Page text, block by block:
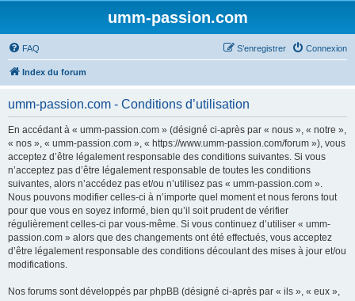
umm-passion.com
FAQ Connexion
S’enregistrer
Index du forum
umm-passion.com - Conditions d’utilisation
En accédant à « umm-passion.com » (désigné ci-après par « nous », « notre »,
« nos », « umm-passion.com », « https://www.umm-passion.com/forum »), vous
acceptez d’être légalement responsable des conditions suivantes. Si vous
n’acceptez pas d’être légalement responsable de toutes les conditions
suivantes, alors n’accédez pas et/ou n’utilisez pas « umm-passion.com ».
Nous pouvons modifier celles-ci à n’importe quel moment et nous ferons tout
pour que vous en soyez informé, bien qu’il soit prudent de vérifier
régulièrement celles-ci par vous-même. Si vous continuez d’utiliser « umm-
passion.com » alors que des changements ont été effectués, vous acceptez
d’être légalement responsable des conditions découlant des mises à jour et/ou
modifications.
Nos forums sont développés par phpBB (désigné ci-après par « ils », « eux »,